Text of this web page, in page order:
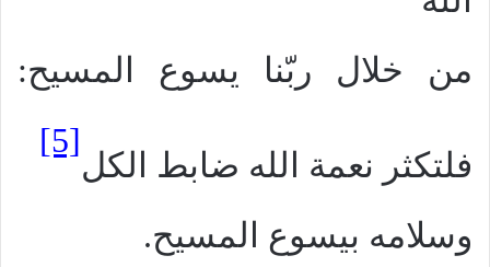
من خلال ربّنا يسوع المسيح:
فلتكثر نعمة الله ضابط الكل
[5]
وسلامه بيسوع المسيح.